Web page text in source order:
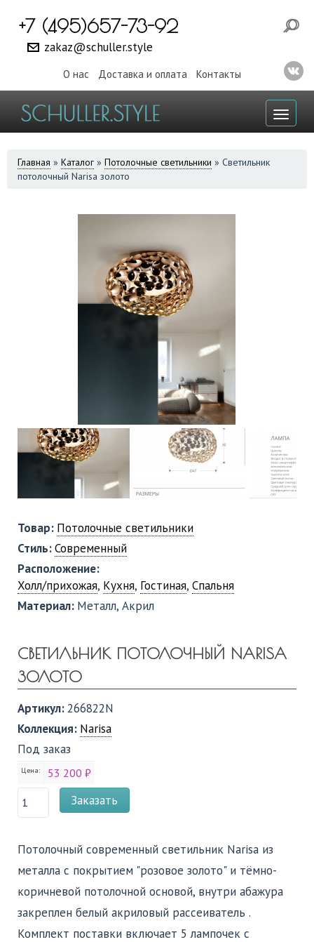
+7 (495)657-73-92
zakaz@schuller.style
О нас Доставка и оплата Контакты
ВЫ
ЗДЕСЬ
Главная » Каталог » Потолочные светильники » Светильник
потолочный Narisa золото
Товар: Потолочные светильники
Стиль:Современный
Расположение:
Холл/прихожая, Кухня, Гостиная, Спальня
Материал: Металл, Акрил
СВЕТИЛЬНИК ПОТОЛОЧНЫЙ NARISA
ЗОЛОТО
Артикул:266822N
Коллекция: Narisa
Под заказ
Цена: 53 200 ₽
Заказать
Потолочный современный светильник Narisa из
металла с покрытием "розовое золото" и тёмно-
коричневой потолочной основой, внутри абажура
закреплен белый акриловый рассеиватель .
Комплект поставки включает 5 лампочек с